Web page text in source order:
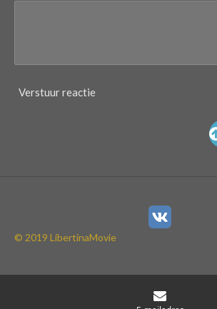
Verstuur reactie
© 2019 LibertinaMovie